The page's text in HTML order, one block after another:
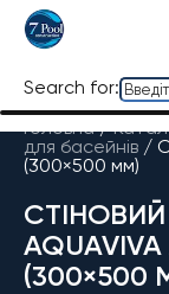
Search for:
Головна /
для басейнів /
(300×500 мм)
(300×500